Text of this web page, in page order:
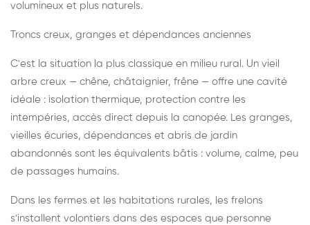
volumineux et plus naturels.
Troncs creux, granges et dépendances anciennes
C'est la situation la plus classique en milieu rural. Un vieil
arbre creux — chêne, châtaignier, frêne — offre une cavité
idéale : isolation thermique, protection contre les
intempéries, accès direct depuis la canopée. Les granges,
vieilles écuries, dépendances et abris de jardin
abandonnés sont les équivalents bâtis : volume, calme, peu
de passages humains.
Dans les fermes et les habitations rurales, les frelons
s'installent volontiers dans des espaces que personne